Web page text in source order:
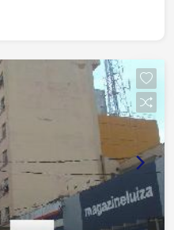
2 minutos
Cerca de 3 minutos
torno de 5 minutos
Aproximadamente 8
Tavares Próxima a
variados,
pedestres Região
ideal para empresas
fácil acesso às